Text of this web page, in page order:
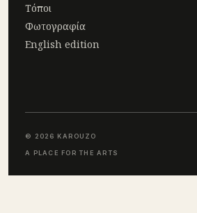
Τόποι
Φωτογραφία
English edition
© 2026 KAROUZO
A PLACE FOR THE ARTS